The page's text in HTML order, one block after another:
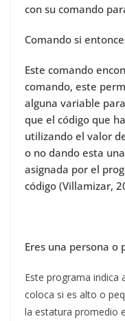
con su comando
Comando si
Este comando
comando, este
alguna variable
que el código que
utilizando el valor
o no dando esta
asignada por el
código (Villamizar,
Eres una persona o
Este programa indica
coloca si es alto o
la estatura promedio